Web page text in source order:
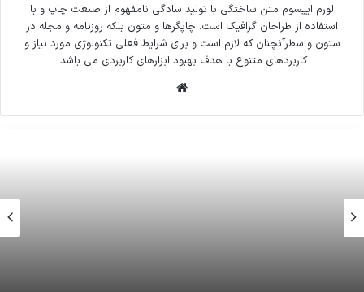
لورم ایپسوم متن ساختگی با تولید سادگی نامفهوم از صنعت چاپ و با
استفاده از طراحان گرافیک است. چاپگرها و متون بلکه روزنامه و مجله در
ستون و سطرآنچنان که لازم است و برای شرایط فعلی تکنولوژی مورد نیاز و
کاربردهای متنوع با هدف بهبود ابزارهای کاربردی می باشد.